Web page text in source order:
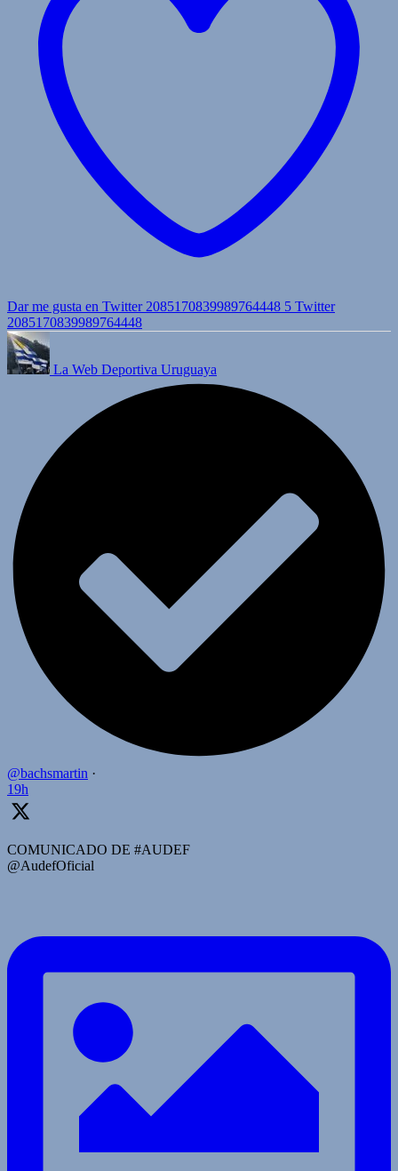
Dar me gusta en Twitter 2085170839989764448 5 Twitter
2085170839989764448
La Web Deportiva Uruguaya
@bachsmartin ·
19h
COMUNICADO DE #AUDEF
@AudefOficial